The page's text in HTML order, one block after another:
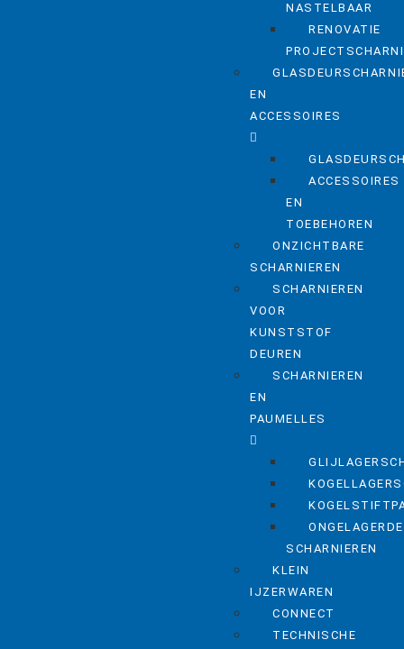
NASTELBAAR
RENOVATIE
EN
ACCESSOIRES
ACCESSOIRES
EN
TOEBEHOREN
ONZICHTBARE
SCHARNIEREN
SCHARNIEREN
VOOR
KUNSTSTOF
DEUREN
SCHARNIEREN
EN
PAUMELLES
ONGELAGERDE
SCHARNIEREN
KLEIN
IJZERWAREN
CONNECT
TECHNISCHE